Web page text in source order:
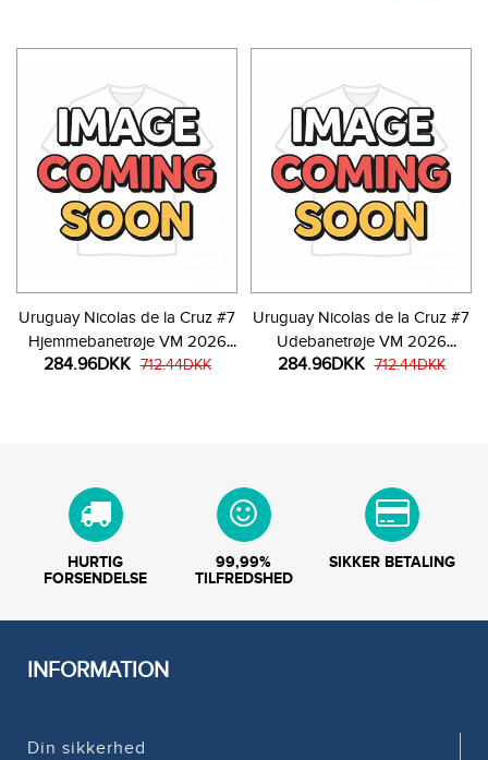
Uruguay Nicolas de la Cruz #7
Hjemmebanetrøje VM 2026
Kortærmet
284.96DKK 712.44DKK
Uruguay Nicolas de la Cruz #7
Udebanetrøje VM 2026
Kortærmet
284.96DKK 712.44DKK
HURTIG
FORSENDELSE
99,99%
TILFREDSHED
SIKKER BETALING
INFORMATION
Din sikkerhed